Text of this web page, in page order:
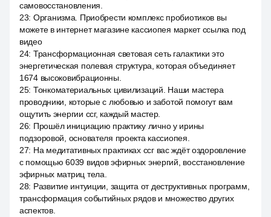
самовосстановления.
23: Организма. Приобрести комплекс пробиотиков вы
можете в интернет магазине кассиопея маркет ссылка под
видео
24: Трансформационная световая сеть галактики это
энергетическая полевая структура, которая объединяет
1674 высоковибрационны.
25: Тонкоматериальных цивилизаций. Наши мастера
проводники, которые с любовью и заботой помогут вам
ощутить энергии ссг, каждый мастер.
26: Прошёл инициацию практику лично у ирины
подзоровой, основателя проекта кассиопея.
27: На медитативных практиках ссг вас ждёт оздоровление
с помощью 6039 видов эфирных энергий, восстановление
эфирных матриц тела.
28: Развитие интуиции, защита от деструктивных программ,
трансформация событийных рядов и множество других
аспектов.